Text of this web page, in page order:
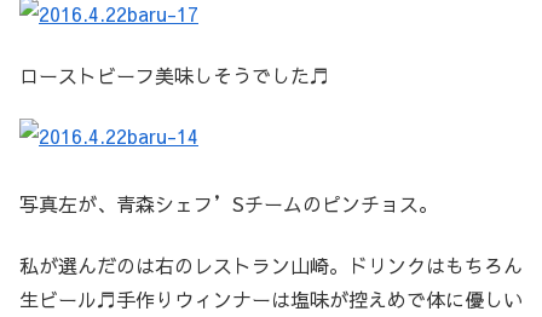
ローストビーフ美味しそうでした♬
写真左が、青森シェフ’Sチームのピンチョス。
私が選んだのは右のレストラン山崎。ドリンクはもちろん
生ビール♬手作りウィンナーは塩味が控えめで体に優しい